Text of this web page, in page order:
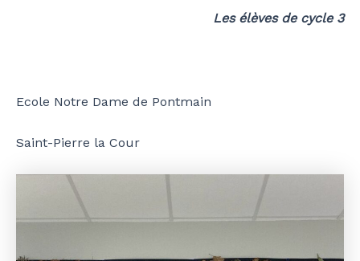
Les élèves de cycle 3
Ecole Notre Dame de Pontmain
Saint-Pierre la Cour